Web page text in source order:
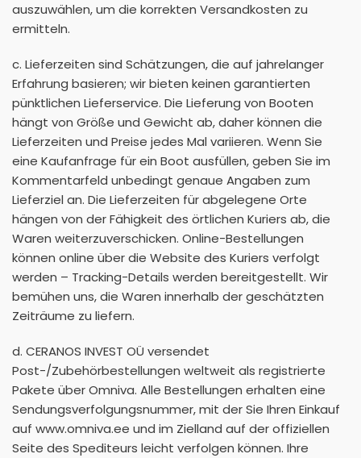
auszuwählen, um die korrekten Versandkosten zu
ermitteln.
c. Lieferzeiten sind Schätzungen, die auf jahrelanger
Erfahrung basieren; wir bieten keinen garantierten
pünktlichen Lieferservice. Die Lieferung von Booten
hängt von Größe und Gewicht ab, daher können die
Lieferzeiten und Preise jedes Mal variieren. Wenn Sie
eine Kaufanfrage für ein Boot ausfüllen, geben Sie im
Kommentarfeld unbedingt genaue Angaben zum
Lieferziel an. Die Lieferzeiten für abgelegene Orte
hängen von der Fähigkeit des örtlichen Kuriers ab, die
Waren weiterzuverschicken. Online-Bestellungen
können online über die Website des Kuriers verfolgt
werden – Tracking-Details werden bereitgestellt. Wir
bemühen uns, die Waren innerhalb der geschätzten
Zeiträume zu liefern.
d. CERANOS INVEST OÜ versendet
Post-/Zubehörbestellungen weltweit als registrierte
Pakete über Omniva. Alle Bestellungen erhalten eine
Sendungsverfolgungsnummer, mit der Sie Ihren Einkauf
auf www.omniva.ee und im Zielland auf der offiziellen
Seite des Spediteurs leicht verfolgen können. Ihre